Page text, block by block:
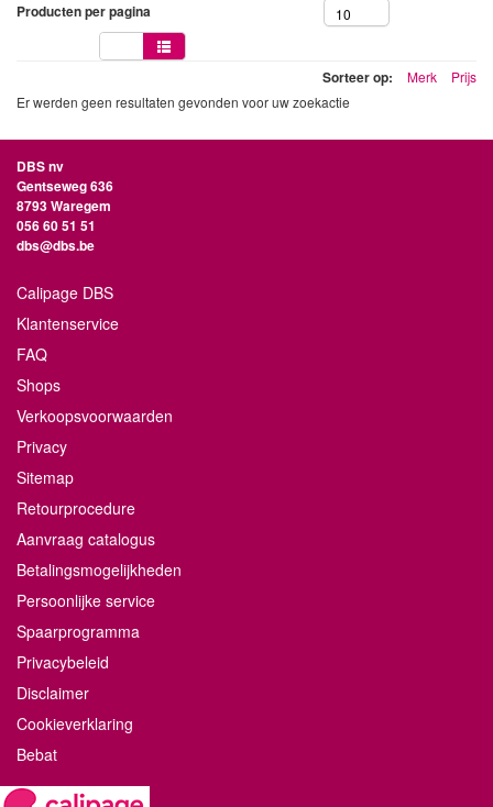
Producten per pagina 10
Sorteer op: Merk
Prijs
Er werden geen resultaten gevonden voor uw zoekactie
DBS nv
Gentseweg 636
8793 Waregem
056 60 51 51
dbs@dbs.be
Calipage DBS
Klantenservice
FAQ
Shops
Verkoopsvoorwaarden
Privacy
Sitemap
Retourprocedure
Aanvraag catalogus
Betalingsmogelijkheden
Persoonlijke service
Spaarprogramma
Privacybeleid
Disclaimer
Cookieverklaring
Bebat